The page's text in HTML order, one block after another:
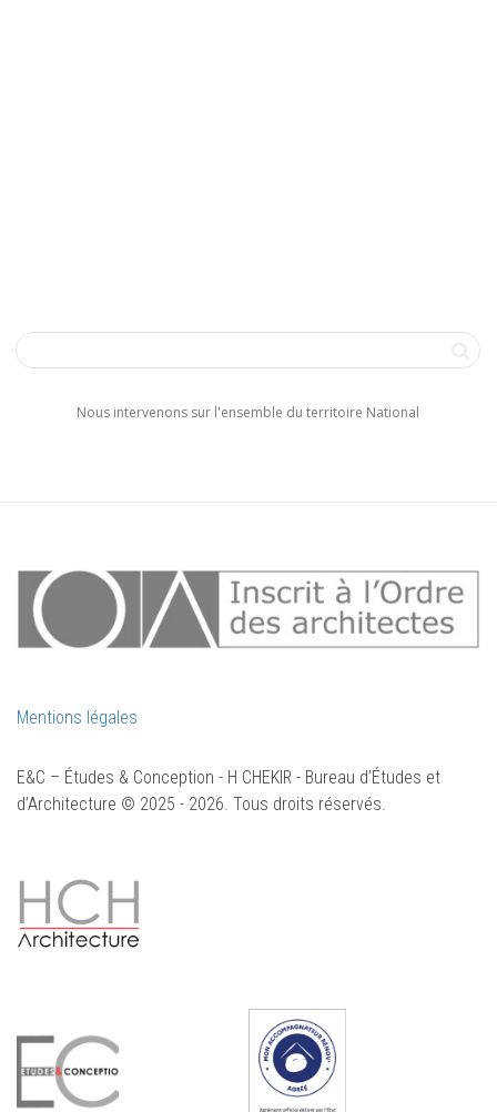
Nous intervenons sur l'ensemble du territoire National
Mentions légales
E&C – Études & Conception - H CHEKIR - Bureau d’Études et
d’Architecture © 2025 - 2026. Tous droits réservés.